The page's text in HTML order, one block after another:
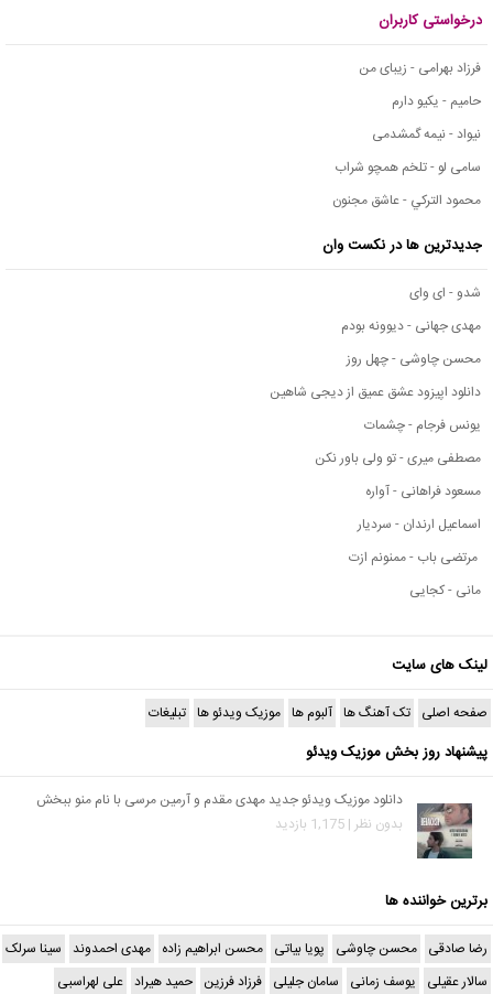
درخواستی کاربران
فرزاد بهرامی - زیبای من
حامیم - یکیو دارم
نیواد - نیمه گمشدمی
سامی لو - تلخم همچو شراب
محمود التركي - عاشق مجنون
جدیدترین ها در نکست وان
شدو - ای وای
مهدی جهانی - دیوونه بودم
محسن چاوشی - چهل روز
دانلود اپیزود عشق عمیق از دیجی شاهین
یونس فرجام - چشمات
مصطفی میری - تو ولی باور نکن
مسعود فراهانی - آواره
اسماعیل ارندان - سردیار
مرتضی باب - ممنونم ازت
مانی - کجایی
لینک های سایت
صفحه اصلی تک آهنگ ها آلبوم ها موزیک ویدئو ها تبلیغات
پیشنهاد روز بخش موزیک ویدئو
دانلود موزیک ویدئو جدید مهدی مقدم و آرمین مرسی با نام منو ببخش
بدون نظر | 1,175 بازدید
برترین خواننده ها
رضا صادقی محسن چاوشی پویا بیاتی محسن ابراهیم زاده مهدی احمدوند سینا سرلک
سالار عقیلی یوسف زمانی سامان جلیلی فرزاد فرزین حمید هیراد علی لهراسبی